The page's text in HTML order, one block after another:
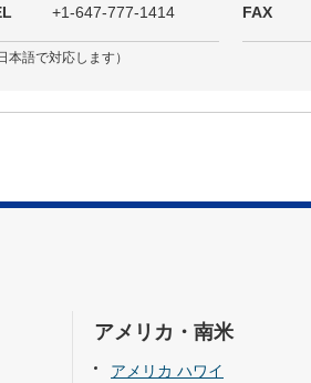
+1-647-777-1414
本語で対応します）
FAX
アメリカ・南米
アメリカ ハワイ